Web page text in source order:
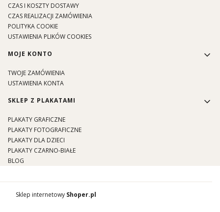
CZAS I KOSZTY DOSTAWY
CZAS REALIZACJI ZAMÓWIENIA
POLITYKA COOKIE
USTAWIENIA PLIKÓW COOKIES
MOJE KONTO
TWOJE ZAMÓWIENIA
USTAWIENIA KONTA
SKLEP Z PLAKATAMI
PLAKATY GRAFICZNE
PLAKATY FOTOGRAFICZNE
PLAKATY DLA DZIECI
PLAKATY CZARNO-BIAŁE
BLOG
Sklep internetowy Shoper.pl